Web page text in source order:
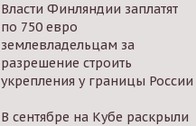
Власти Финляндии заплатят
по 750 евро
землевладельцам за
разрешение строить
укрепления у границы России
В сентябре на Кубе раскрыли